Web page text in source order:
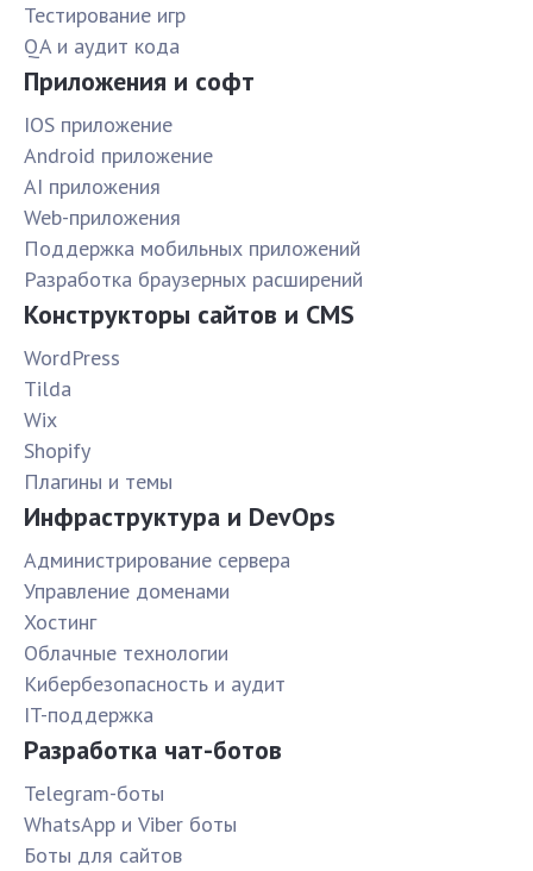
Тестирование игр
QA и аудит кода
Приложения и софт
IOS приложение
Android приложение
AI приложения
Web-приложения
Поддержка мобильных приложений
Разработка браузерных расширений
Конструкторы сайтов и CMS
WordPress
Tilda
Wix
Shopify
Плагины и темы
Инфраструктура и DevOps
Администрирование сервера
Управление доменами
Хостинг
Облачные технологии
Кибербезопасность и аудит
IT-поддержка
Разработка чат-ботов
Telegram-боты
WhatsApp и Viber боты
Боты для сайтов